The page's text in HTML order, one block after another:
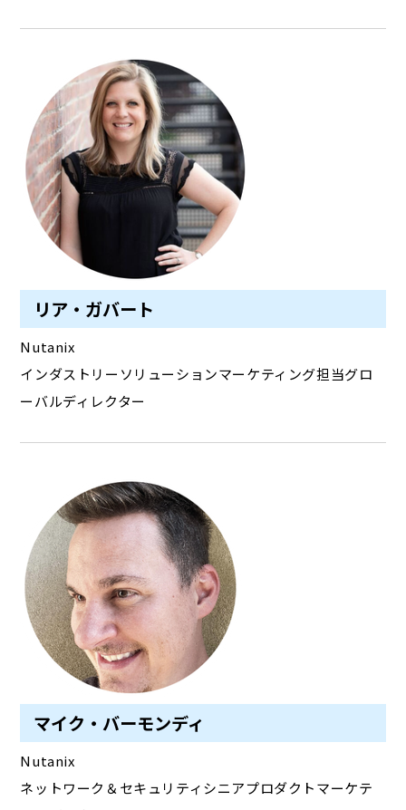
リア・ガバート
Nutanix
インダストリーソリューションマーケティング担当グロ
ーバルディレクター
マイク・バーモンディ
Nutanix
ネットワーク＆セキュリティシニアプロダクトマーケテ